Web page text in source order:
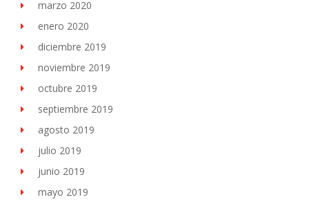
marzo 2020
enero 2020
diciembre 2019
noviembre 2019
octubre 2019
septiembre 2019
agosto 2019
julio 2019
junio 2019
mayo 2019